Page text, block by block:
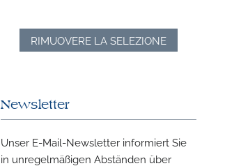
RIMUOVERE LA SELEZIONE
Newsletter
Unser E-Mail-Newsletter informiert Sie
in unregelmäßigen Abständen über